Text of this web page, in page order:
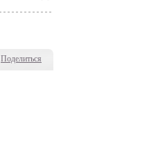
Поделиться